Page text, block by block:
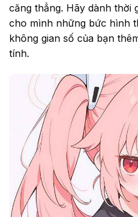
căng thẳng. Hãy dành thời
cho mình những bức hình
không gian số của bạn
tính.